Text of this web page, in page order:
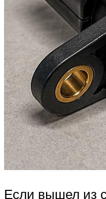
Если вышел из